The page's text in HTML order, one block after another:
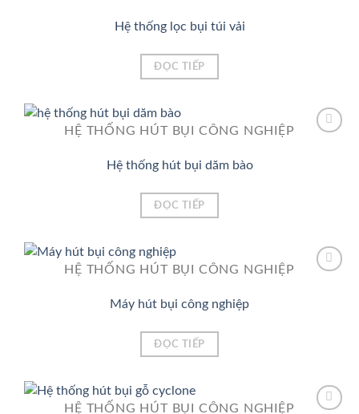
Hệ thống lọc bụi túi vải
ĐỌC TIẾP
HỆ THỐNG HÚT BỤI CÔNG NGHIỆP
Hệ thống hút bụi dăm bào
ĐỌC TIẾP
HỆ THỐNG HÚT BỤI CÔNG NGHIỆP
Máy hút bụi công nghiệp
ĐỌC TIẾP
HỆ THỐNG HÚT BỤI CÔNG NGHIỆP